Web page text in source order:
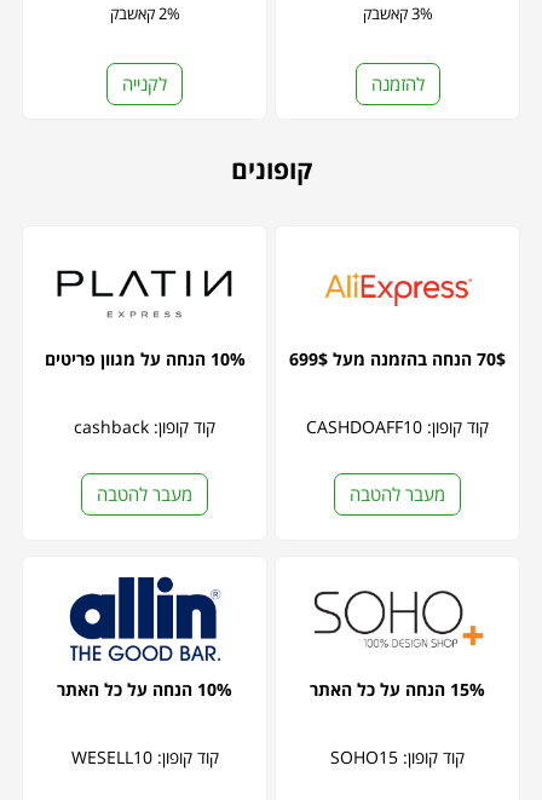
3% קאשבק
להזמנה
2% קאשבק
לקנייה
קופונים
70$ הנחה בהזמנה מעל 699$
קוד קופון: CASHDOAFF10
מעבר להטבה
10% הנחה על מגוון פריטים
קוד קופון: cashback
מעבר להטבה
15% הנחה על כל האתר
קוד קופון: SOHO15
10% הנחה על כל האתר
קוד קופון: WESELL10